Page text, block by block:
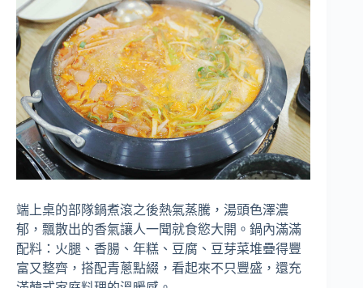
端上桌的部隊鍋煮滾之後熱氣蒸騰，湯頭色澤濃
郁，飄散出的香氣讓人一聞就食慾大開。鍋內滿滿
配料：火腿、香腸、年糕、豆腐、豆芽菜堆疊得豐
富又整齊，搭配青蔥點綴，看起來不只豐盛，還充